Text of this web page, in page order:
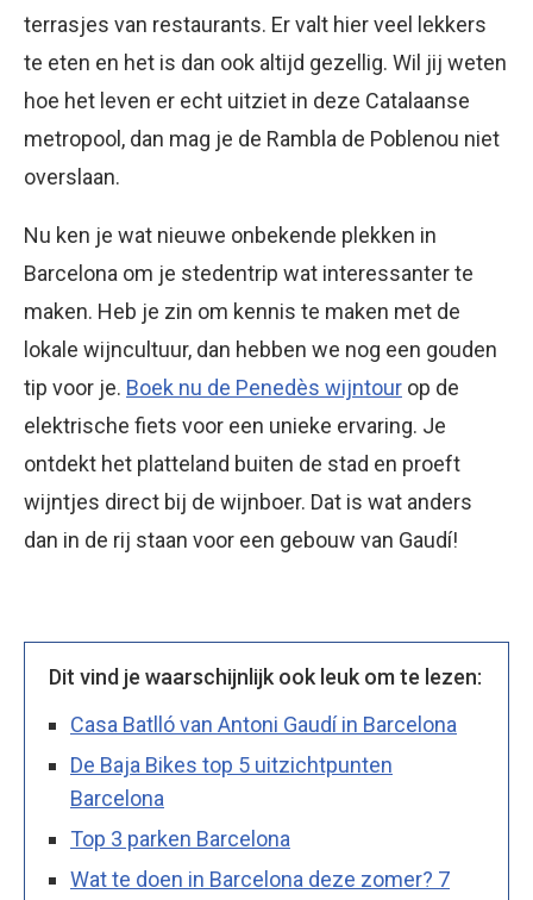
terrasjes van restaurants. Er valt hier veel lekkers
te eten en het is dan ook altijd gezellig. Wil jij weten
hoe het leven er echt uitziet in deze Catalaanse
metropool, dan mag je de Rambla de Poblenou niet
overslaan.
Nu ken je wat nieuwe onbekende plekken in
Barcelona om je stedentrip wat interessanter te
maken. Heb je zin om kennis te maken met de
lokale wijncultuur, dan hebben we nog een gouden
tip voor je. Boek nu de Penedès wijntour op de
elektrische fiets voor een unieke ervaring. Je
ontdekt het platteland buiten de stad en proeft
wijntjes direct bij de wijnboer. Dat is wat anders
dan in de rij staan voor een gebouw van Gaudí!
Dit vind je waarschijnlijk ook leuk om te lezen:
Casa Batlló van Antoni Gaudí in Barcelona
De Baja Bikes top 5 uitzichtpunten
Barcelona
Top 3 parken Barcelona
Wat te doen in Barcelona deze zomer? 7